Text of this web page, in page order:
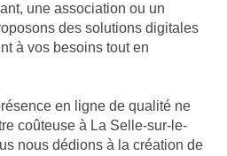
une association ou un
des solutions digitales
à vos besoins tout en
en ligne de qualité ne
coûteuse à La Selle-sur-le-
nous dédions à la création de